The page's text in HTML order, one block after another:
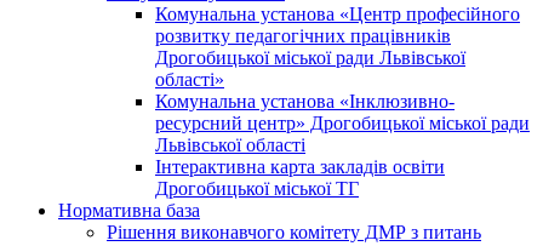
Комунальна установа «Центр професійного
розвитку педагогічних працівників
Дрогобицької міської ради Львівської
області»
Комунальна установа «Інклюзивно-
ресурсний центр» Дрогобицької міської ради
Львівської області
Інтерактивна карта закладів освіти
Дрогобицької міської ТГ
Нормативна база
Рішення виконавчого комітету ДМР з питань